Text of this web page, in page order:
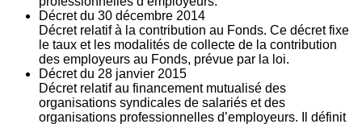
Décret du 30 décembre 2014
Décret relatif à la contribution au Fonds. Ce décret fixe
le taux et les modalités de collecte de la contribution
des employeurs au Fonds, prévue par la loi.
Décret du 28 janvier 2015
Décret relatif au financement mutualisé des
organisations syndicales de salariés et des
organisations professionnelles d’employeurs. Il définit